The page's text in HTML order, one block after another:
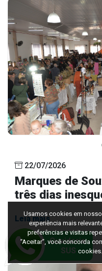
22/07/2026
Marques de
três dias
Leia mais
Usamos cookies em
experiência mais
preferências e visitas
“Aceitar”, você concorda